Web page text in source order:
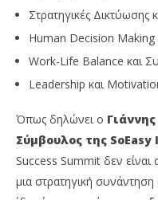
Στρατηγικές
Human Decision Making
Work-Life Balance και
Leadership και
Όπως δηλώνει ο
Σύμβουλος της
Success Summit δεν είναι
μια στρατηγική